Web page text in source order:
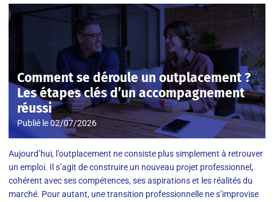
Comment se déroule un outplacement ?
Les étapes clés d’un accompagnement
réussi
Publié le02/07/2026
Aujourd’hui, l’outplacement ne consiste plus simplement à retrouver
un emploi. Il s’agit de construire un nouveau projet professionnel,
cohérent avec ses compétences, ses aspirations et les réalités du
marché. Pour autant, une transition professionnelle ne s’improvise